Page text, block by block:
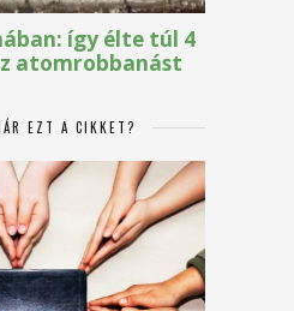
EZT A CIKKET?